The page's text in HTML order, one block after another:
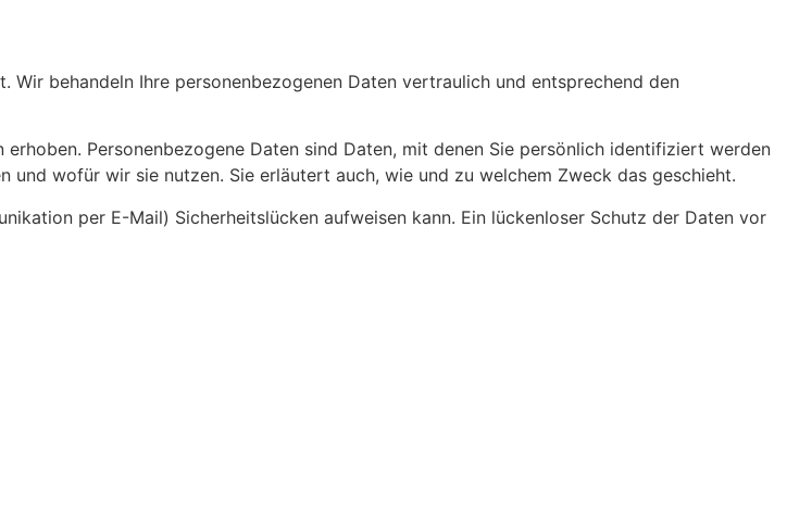
behandeln Ihre personenbezogenen Daten vertraulich und entsprechend den
Personenbezogene Daten sind Daten, mit denen Sie persönlich identifiziert werden
wofür wir sie nutzen. Sie erläutert auch, wie und zu welchem Zweck das geschieht.
per E-Mail) Sicherheitslücken aufweisen kann. Ein lückenloser Schutz der Daten vor